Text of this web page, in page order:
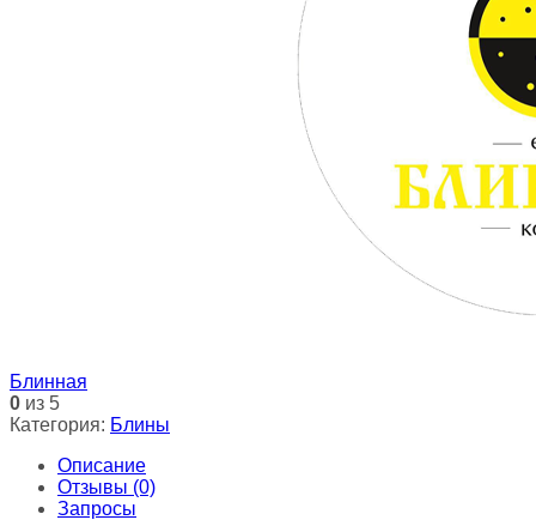
Блинная
0 из 5
Категория: Блины
Описание
Отзывы (0)
Запросы